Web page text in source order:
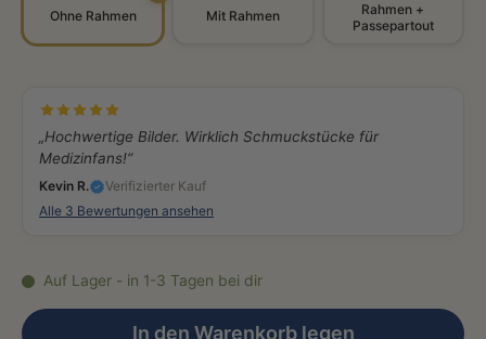
Ohne Rahmen
Mit Rahmen
Rahmen +
Passepartout
„Hochwertige Bilder. Wirklich Schmuckstücke für
Medizinfans!“
Kevin R.
Verifizierter Kauf
Alle 3 Bewertungen ansehen
Auf Lager - in 1-3 Tagen bei dir
In den Warenkorb legen